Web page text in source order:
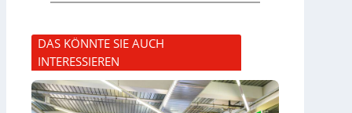
DAS KÖNNTE SIE AUCH
INTERESSIEREN